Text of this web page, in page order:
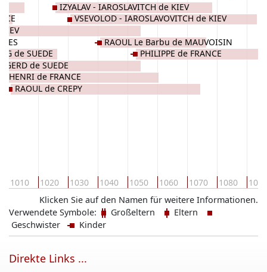
1010 1020 1030 1040 1050 1060 1070 1080 1090
de SUEDE
de SUEDE
HENRI de FRANCE
RAOUL de CREPY
IZYALAV - IAROSLAVITCH de KIEV
VSEVOLOD - IAROSLAVOVITCH de KIEV
RAOUL Le Barbu de MAUVOISIN
PHILIPPE de FRANCE
Klicken Sie auf den Namen für weitere Informationen.
Verwendete Symbole:
Großeltern
Eltern
Geschwister
Kinder
Direkte Links ...